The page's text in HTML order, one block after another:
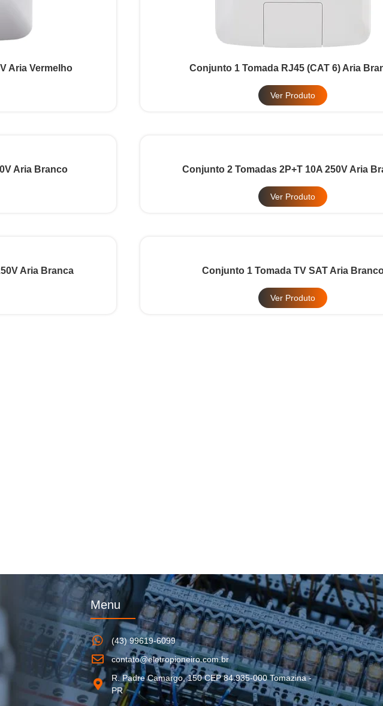
Aria Vermelho Conjunto 1 Tomada RJ45 (CAT 6) Aria
Ver Produto
Aria Branco Conjunto 2 Tomadas 2P+T 10A 250V Aria
Ver Produto
Aria Branca Conjunto 1 Tomada TV SAT Aria
Ver Produto
Menu
(43) 99619-6099
contato@eletropioneiro.com.br
R. Padre Camargo, 150 CEP 84.935-000 Tomazina -
PR